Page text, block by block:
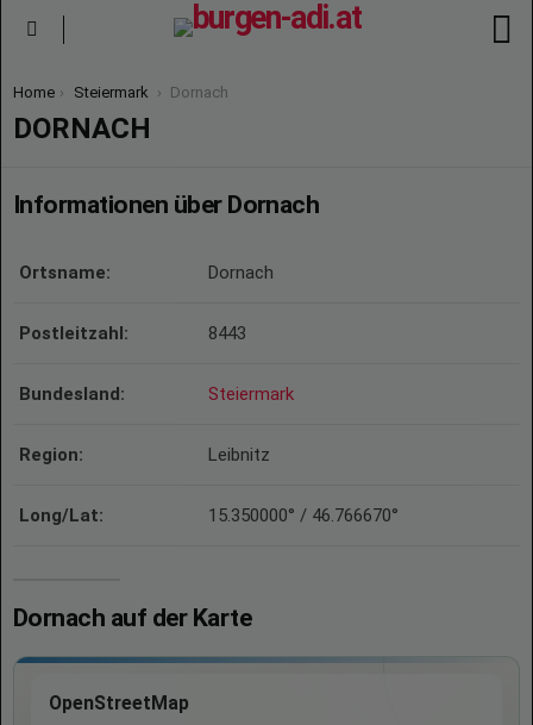
You are here:
Home Steiermark Dornach
DORNACH
Informationen über Dornach
Ortsname: Dornach
Postleitzahl: 8443
Bundesland: Steiermark
Region: Leibnitz
Long/Lat: 15.350000° / 46.766670°
Dornach auf der Karte
OpenStreetMap